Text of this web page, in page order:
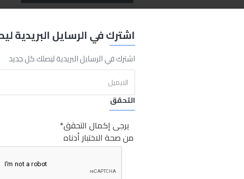
اشترك في الرسايل البريدية
اشترك في الرسايل البريدية ليصلك كل جديد
التحقق
يرجى إكمال التحقق
من صحة الاختبار أدناه
150m
Sabry Stores